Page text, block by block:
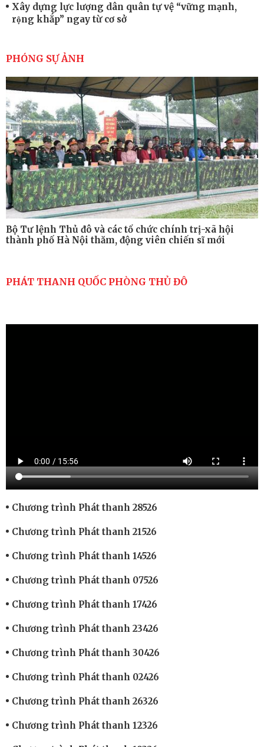
Xây dựng lực lượng dân quân tự vệ “vững mạnh,
rộng khắp” ngay từ cơ sở
cao sức mạnh chiến đấu
Tiểu đoàn Thiết giáp hoàn thành tốt diễn tập chiến
thuật có bắn đạn thật
Nơi sinh viên rèn ý trí, luyện kỹ năng
PHÓNG SỰ ẢNH
Bộ Tư lệnh Thủ đô và các tổ chức chính trị-xã hội
thành phố Hà Nội thăm, động viên chiến sĩ mới
PHÁT THANH QUỐC PHÒNG THỦ ĐÔ
Chương trình Phát thanh 28526
Chương trình Phát thanh 21526
Chương trình Phát thanh 14526
Chương trình Phát thanh 07526
Chương trình Phát thanh 17426
Chương trình Phát thanh 23426
Chương trình Phát thanh 30426
Chương trình Phát thanh 02426
Chương trình Phát thanh 26326
Chương trình Phát thanh 12326